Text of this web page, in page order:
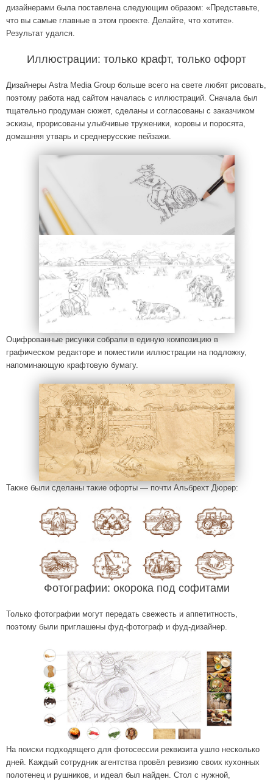
дизайнерами была поставлена следующим образом: «Представьте,
что вы самые главные в этом проекте. Делайте, что хотите».
Результат удался.
Иллюстрации: только крафт, только офорт
Дизайнеры Astra Media Group больше всего на свете любят рисовать,
поэтому работа над сайтом началась с иллюстраций. Сначала был
тщательно продуман сюжет, сделаны и согласованы с заказчиком
эскизы, прорисованы улыбчивые труженики, коровы и поросята,
домашняя утварь и среднерусские пейзажи.
Оцифрованные рисунки собрали в единую композицию в
графическом редакторе и поместили иллюстрации на подложку,
напоминающую крафтовую бумагу.
Также были сделаны такие офорты — почти Альбрехт Дюрер:
Фотографии: окорока под софитами
Только фотографии могут передать свежесть и аппетитность,
поэтому были приглашены фуд-фотограф и фуд-дизайнер.
На поиски подходящего для фотосессии реквизита ушло несколько
дней. Каждый сотрудник агентства провёл ревизию своих кухонных
полотенец и рушников, и идеал был найден. Стол с нужной,